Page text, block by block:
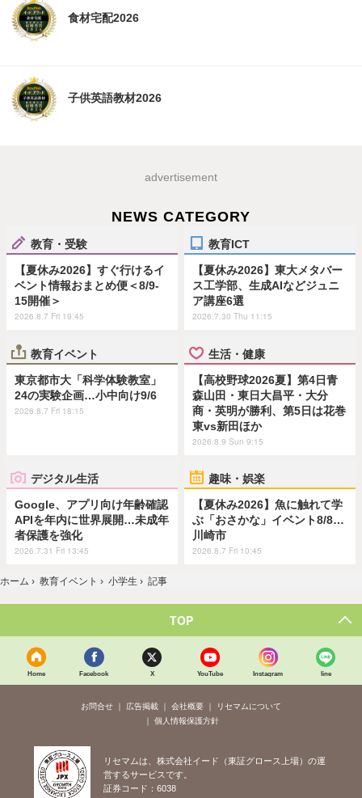
食材宅配2026
子供英語教材2026
advertisement
NEWS CATEGORY
教育・受験
【夏休み2026】すぐ行けるイ
ベント情報おまとめ便＜8/9-
15開催＞
2026.8.7 Fri 19:45
教育ICT
【夏休み2026】東大メタバー
ス工学部、生成AIなどジュニ
ア講座6選
2026.7.30 Thu 11:15
教育イベント
東京都市大「科学体験教室」
24の実験企画…小中向け9/6
2026.8.7 Fri 18:15
生活・健康
【高校野球2026夏】第4日青
森山田・東日大昌平・大分
商・英明が勝利、第5日は花巻
東vs新田ほか
2026.8.9 Sun 9:15
デジタル生活
Google、アプリ向け年齢確認
APIを年内に世界展開…未成年
者保護を強化
2026.7.31 Fri 13:45
趣味・娯楽
【夏休み2026】魚に触れて学
ぶ「おさかな」イベント8/8…
川崎市
2026.8.7 Fri 10:45
ホーム › 教育イベント › 小学生 › 記事
TOP
Home Facebook X YouTube Instagram line
お問合せ 広告掲載 会社概要
リセマムについて
個人情報保護方針
リセマムは、株式会社イード（東証グロース上場）の運
営するサービスです。
証券コード：6038